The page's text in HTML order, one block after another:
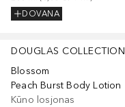
DOVANA
DOUGLAS COLLECTION
Blossom
Peach Burst Body Lotion
Kūno losjonas